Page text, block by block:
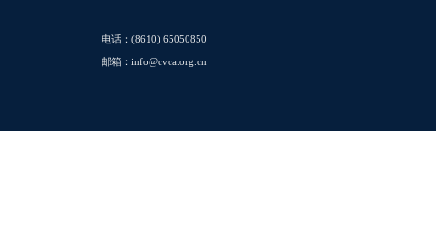
电话：(8610) 65050850
邮箱：info@cvca.org.cn